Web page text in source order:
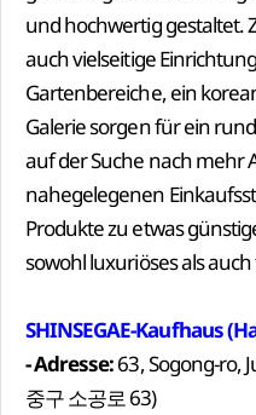
und hochwertig gestaltet.
auch vielseitige
Gartenbereiche, ein
Galerie sorgen für ein
auf der Suche nach mehr
nahegelegenen
Produkte zu etwas
sowohl luxuriöses als
SHINSEGAE-Kaufhaus
- Adresse:63, Sogong-ro,
중구 소공로 63)